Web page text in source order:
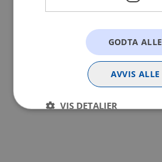
GODTA ALLE
AVVIS ALLE
VIS DETALJER